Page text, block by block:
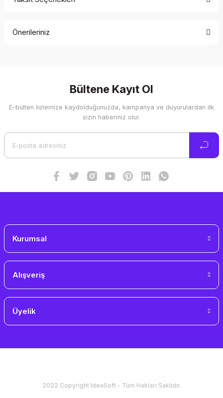
Önerileriniz
Görüş ve önerileriniz için teşekkür ederiz.
Ürün resmi kalitesiz, bozuk veya görüntülenemiyor.
Bültene Kayıt Ol
E-bülten listemize kaydolduğunuzda, kampanya ve duyurulardan ilk
sizin haberiniz olur.
Kurumsal
Alışveriş
Üyelik
2022 Copyright IdeaSoft - Tüm Hakları Saklıdır.